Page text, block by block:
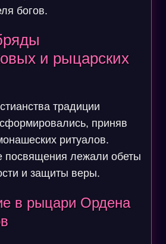
богов.
и рыцарских
традиции
приняв
ритуалов.
посвящения лежали обеты
и защиты веры.
в рыцари Ордена